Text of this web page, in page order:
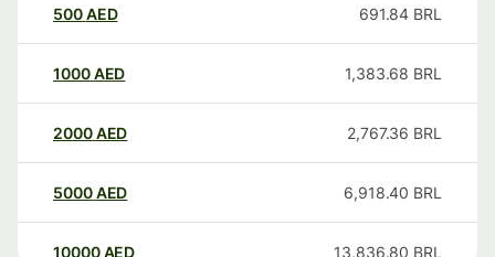
500AED 691.84 BRL
1000AED 1,383.68 BRL
2000AED 2,767.36 BRL
5000AED 6,918.40 BRL
10000 AED 13,836.80 BRL